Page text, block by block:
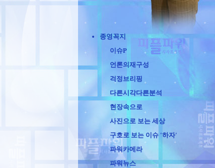
종영꼭지
이슈P
언론의재구성
걱정브리핑
다른시각다른분석
현장속으로
사진으로 보는 세상
구호로 보는 이슈 '하자'
파워카메라
파워뉴스